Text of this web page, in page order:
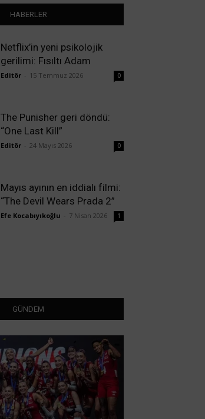
HABERLER
Netflix’in yeni psikolojik
gerilimi: Fısıltı Adam
Editör 15 Temmuz 2026 0
The Punisher geri döndü:
“One Last Kill”
Editör 24 Mayıs 2026 0
Mayıs ayının en iddialı filmi:
“The Devil Wears Prada 2”
Efe Kocabıyıkoğlu 7 Nisan 2026 1
GÜNDEM